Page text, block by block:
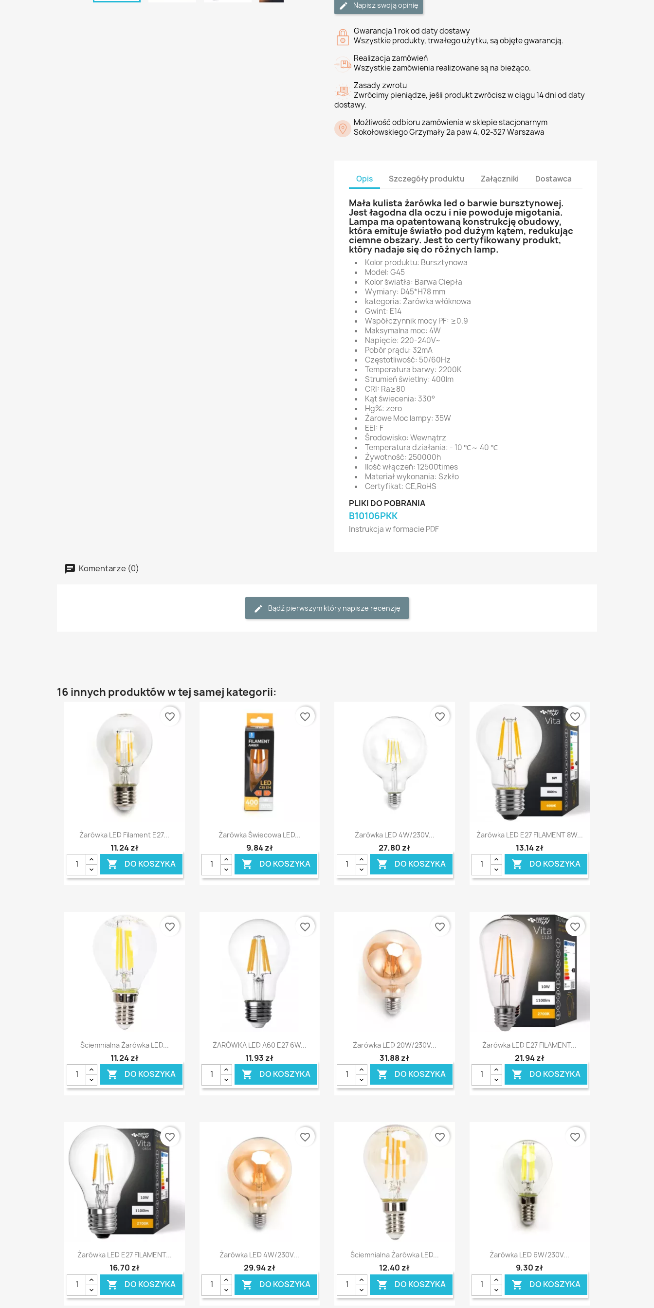
Napisz swoją opinię
Gwarancja 1 rok od daty dostawy
Wszystkie produkty, trwałego użytku, są objęte gwarancją.
Realizacja zamówień
Wszystkie zamówienia realizowane są na bieżąco.
Zasady zwrotu
Zwrócimy pieniądze, jeśli produkt zwrócisz w ciągu 14 dni od daty
dostawy.
Możliwość odbioru zamówienia w sklepie stacjonarnym
Sokołowskiego Grzymały 2a paw 4, 02-327 Warszawa
Opis Szczegóły produktu Załączniki Dostawca
Mała kulista żarówka led o barwie bursztynowej.
Jest łagodna dla oczu i nie powoduje migotania.
Lampa ma opatentowaną konstrukcję obudowy,
która emituje światło pod dużym kątem, redukując
ciemne obszary. Jest to certyfikowany produkt,
który nadaje się do różnych lamp.
Kolor produktu: Bursztynowa
Model: G45
Kolor światła: Barwa Ciepła
Wymiary: D45*H78 mm
kategoria: Żarówka włóknowa
Gwint: E14
Współczynnik mocy PF: ≥0.9
Maksymalna moc: 4W
Napięcie: 220-240V~
Pobór prądu: 32mA
Częstotliwość: 50/60Hz
Temperatura barwy: 2200K
Strumień świetlny: 400lm
CRI: Ra≥80
Kąt świecenia: 330°
Hg%: zero
Żarowe Moc lampy: 35W
EEI: F
Środowisko: Wewnątrz
Temperatura działania: - 10 ℃～ 40 ℃
Żywotność: 250000h
Ilość włączeń: 12500times
Materiał wykonania: Szkło
Certyfikat: CE,RoHS
PLIKI DO POBRANIA
B10106PKK
Instrukcja w formacie PDF
Komentarze (0)
Bądź pierwszym który napisze recenzję
16 innych produktów w tej samej kategorii:
Szybki podgląd
Żarówka LED Filament E27...
11,24 zł
 DO KOSZYKA
favorite_border
Szybki podgląd
Żarówka Świecowa LED...
9,84 zł
 DO KOSZYKA
favorite_border
Szybki podgląd
Żarówka LED 4W/230V...
27,80 zł
 DO KOSZYKA
favorite_border
Szybki podgląd
Żarówka LED E27 FILAMENT 8W...
13,14 zł
 DO KOSZYKA
favorite_border
Szybki podgląd
Ściemnialna Żarówka LED...
11,24 zł
 DO KOSZYKA
favorite_border
Szybki podgląd
ŻARÓWKA LED A60 E27 6W...
11,93 zł
 DO KOSZYKA
favorite_border
Szybki podgląd
Żarówka LED 20W/230V...
31,88 zł
 DO KOSZYKA
favorite_border
Szybki podgląd
Żarówka LED E27 FILAMENT...
21,94 zł
 DO KOSZYKA
favorite_border
Szybki podgląd
Żarówka LED E27 FILAMENT...
16,70 zł
 DO KOSZYKA
favorite_border
Szybki podgląd
Żarówka LED 4W/230V...
29,94 zł
 DO KOSZYKA
favorite_border
Szybki podgląd
Ściemnialna Żarówka LED...
12,40 zł
 DO KOSZYKA
favorite_border
Szybki podgląd
Żarówka LED 6W/230V...
9,30 zł
 DO KOSZYKA
favorite_border